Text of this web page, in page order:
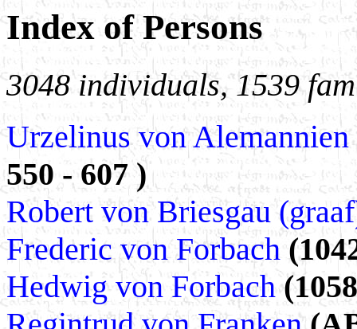
Index of Persons
3048 individuals, 1539
Urzelinus von
550 - 607 )
Robert von Briesgau
Frederic von Forbach
Hedwig von Forbach